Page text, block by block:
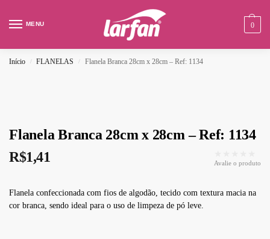
MENU 0
Início / FLANELAS / Flanela Branca 28cm x 28cm – Ref: 1134
Flanela Branca 28cm x 28cm – Ref: 1134
R$1,41 Avalie o produto
Flanela confeccionada com fios de algodão, tecido com textura macia na
cor branca, sendo ideal para o uso de limpeza de pó leve.